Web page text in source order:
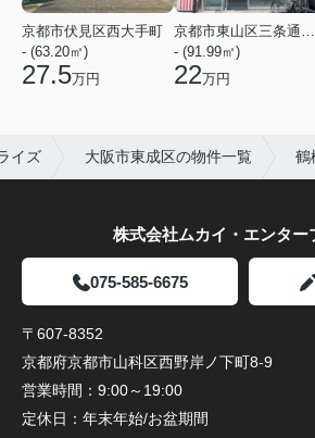
京都市伏見区西大手町
- (63.20㎡)
27.5万円
京都市東山区三条通北裏白川筋西入２丁目東姉小路町
- (91.99㎡)
22万円
イズ 大阪市東成区の物件一覧 鶴
株式会社ムカイ・エンター
075-585-6675
〒607-8352
京都府京都市山科区西野岸ノ下町8-9
営業時間： 9:00～19:00
定休日： 年末年始/お盆期間